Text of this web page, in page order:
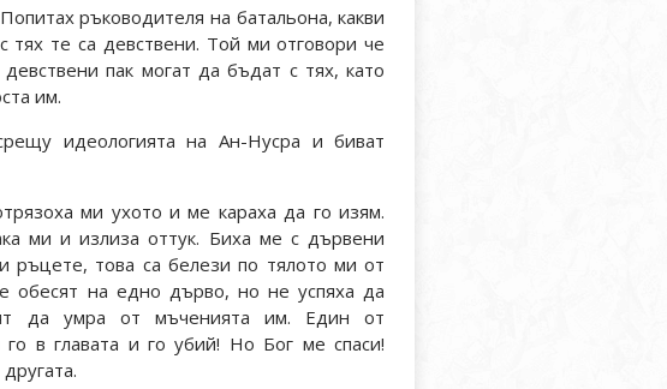
ръководителя на батальона, какви
тях те са девствени. Той ми отговори че
пак могат да бъдат с тях, като
им.
идеологията на Ан-Нусра и биват
ми ухото и ме караха да го изям.
ми и излиза оттук. Биха ме с дървени
ръцете, това са белези по тялото ми от
обесят на едно дърво, но не успяха да
да умра от мъченията им. Един от
го в главата и го убий! Но Бог ме спаси!